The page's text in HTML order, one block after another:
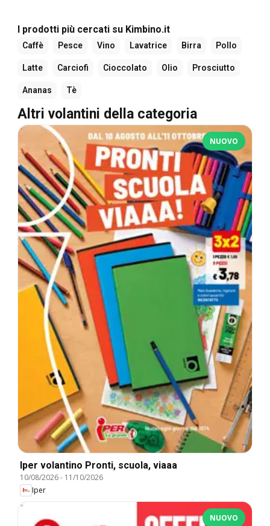
I prodotti più cercati su Kimbino.it
Caffè Pesce Vino Lavatrice Birra Pollo
Latte Carciofi Cioccolato Olio Prosciutto
Ananas Tè
Altri volantini della categoria
NUOVO
Iper volantino Pronti, scuola, viaaa
10/08/2026- 11/10/2026
Iper
NUOVO